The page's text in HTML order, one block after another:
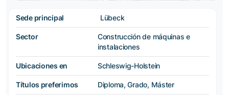
Sede principal Lübeck
Sector
Construcción de máquinas e
instalaciones
Ubicaciones en Schleswig-Holstein
Títulos preferimos Diploma, Grado, Máster